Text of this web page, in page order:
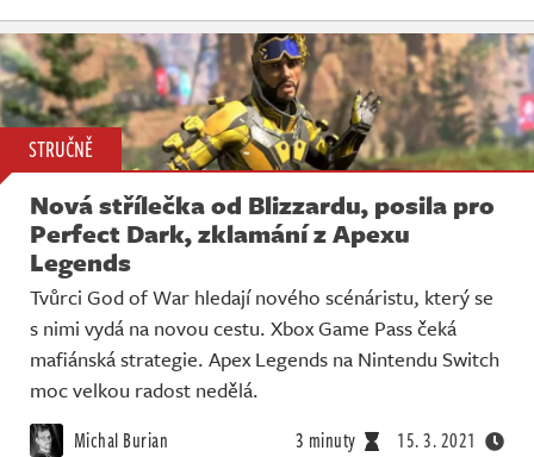
STRUČNĚ
Nová střílečka od Blizzardu, posila pro
Perfect Dark, zklamání z Apexu
Legends
Tvůrci God of War hledají nového scénáristu, který se
s nimi vydá na novou cestu. Xbox Game Pass čeká
mafiánská strategie. Apex Legends na Nintendu Switch
moc velkou radost nedělá.
Michal Burian 3 minuty 15. 3. 2021